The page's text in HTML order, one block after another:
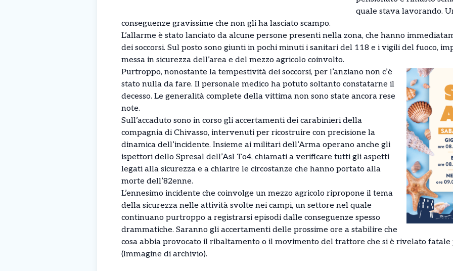
quale stava lavorando.
conseguenze gravissime che non gli ha lasciato scampo.
L’allarme è stato lanciato da alcune persone presenti nella zona, che hanno
dei soccorsi. Sul posto sono giunti in pochi minuti i sanitari del 118 e i vigili del fuoco,
messa in sicurezza dell’area e del mezzo agricolo coinvolto.
Purtroppo, nonostante la tempestività dei soccorsi, per l’anziano non c’è
stato nulla da fare. Il personale medico ha potuto soltanto constatarne il
decesso. Le generalità complete della vittima non sono state ancora rese
note.
Sull’accaduto sono in corso gli accertamenti dei carabinieri della
compagnia di Chivasso, intervenuti per ricostruire con precisione la
dinamica dell’incidente. Insieme ai militari dell’Arma operano anche gli
ispettori dello Spresal dell’Asl To4, chiamati a verificare tutti gli aspetti
legati alla sicurezza e a chiarire le circostanze che hanno portato alla
morte dell’82enne.
L’ennesimo incidente che coinvolge un mezzo agricolo ripropone il tema
della sicurezza nelle attività svolte nei campi, un settore nel quale
continuano purtroppo a registrarsi episodi dalle conseguenze spesso
drammatiche. Saranno gli accertamenti delle prossime ore a stabilire che
cosa abbia provocato il ribaltamento o il movimento del trattore che si è rivelato fatale
(Immagine di archivio).